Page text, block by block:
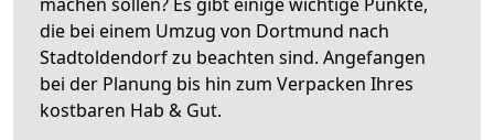
die bei einem Umzug von Dortmund nach
Stadtoldendorf zu beachten sind. Angefangen
bei der Planung bis hin zum Verpacken Ihres
kostbaren Hab & Gut.